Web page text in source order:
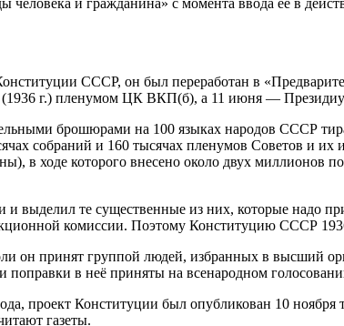
СССР, он был переработан в
г.) пленумом ЦК ВКП(б), а 11 июня —
брошюрами на 100 языках народов СССР
собраний и 160 тысячах пленумов Советов и их
в ходе которого внесено около двух
выделил те существенные из них, которые надо
комиссии. Поэтому Конституцию СССР
он принят группой людей, избранных в высший
в неё приняты на всенародном
проект Конституции был опубликован 10 ноября
газеты.